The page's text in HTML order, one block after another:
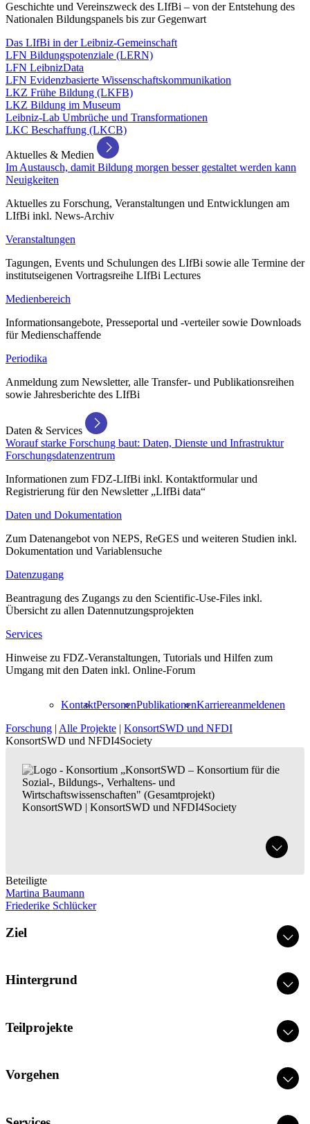
Geschichte und Vereinszweck des LIfBi – von der Entstehung des
Nationalen Bildungspanels bis zur Gegenwart
Das LIfBi in der Leibniz-Gemeinschaft
LFN Bildungspotenziale (LERN)
LFN LeibnizData
LFN Evidenzbasierte Wissenschaftskommunikation
LKZ Frühe Bildung (LKFB)
LKZ Bildung im Museum
Leibniz-Lab Umbrüche und Transformationen
LKC Beschaffung (LKCB)
Aktuelles & Medien
Im Austausch, damit Bildung morgen besser gestaltet werden kann
Neuigkeiten
Aktuelles zu Forschung, Veranstaltungen und Entwicklungen am
LIfBi inkl. News-Archiv
Veranstaltungen
Tagungen, Events und Schulungen des LIfBi sowie alle Termine der
institutseigenen Vortragsreihe LIfBi Lectures
Medienbereich
Informationsangebote, Presseportal und -verteiler sowie Downloads
für Medienschaffende
Periodika
Anmeldung zum Newsletter, alle Transfer- und Publikationsreihen
sowie Jahresberichte des LIfBi
Daten & Services
Worauf starke Forschung baut: Daten, Dienste und Infrastruktur
Forschungsdatenzentrum
Informationen zum FDZ-LIfBi inkl. Kontaktformular und
Registrierung für den Newsletter „LIfBi data“
Daten und Dokumentation
Zum Datenangebot von NEPS, ReGES und weiteren Studien inkl.
Dokumentation und Variablensuche
Datenzugang
Beantragung des Zugangs zu den Scientific-Use-Files inkl.
Übersicht zu allen Datennutzungsprojekten
Services
Hinweise zu FDZ-Veranstaltungen, Tutorials und Hilfen zum
Umgang mit den Daten inkl. Online-Forum
KontaktPersonenPublikationenKarriereanmeldenen
Forschung | Alle Projekte | KonsortSWD und NFDI
KonsortSWD und NFDI4Society
KonsortSWD | KonsortSWD und NFDI4Society
Beteiligte
Martina Baumann
Friederike Schlücker
Ziel
Hintergrund
Teilprojekte
Vorgehen